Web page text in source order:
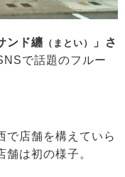
ンド纏 （まとい）
」さ
で話題のフルー
で店舗を構えていら
は初の様子。